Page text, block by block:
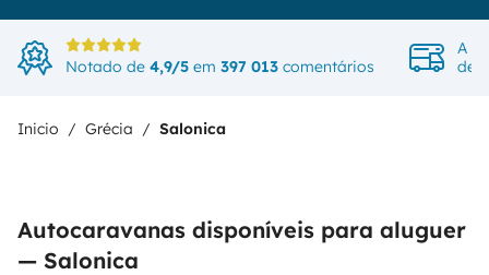
Notado de 4,9/5 em 397 013 comentários
A
de
Inicio Grécia Salonica
Autocaravanas disponíveis para aluguer
— Salonica